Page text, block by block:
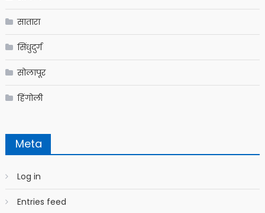
सातारा
सिंधुदुर्ग
सोलापूर
हिंगोली
Meta
Log in
Entries feed